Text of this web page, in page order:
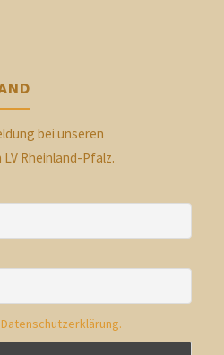
bei unseren
Rheinland-Pfalz.